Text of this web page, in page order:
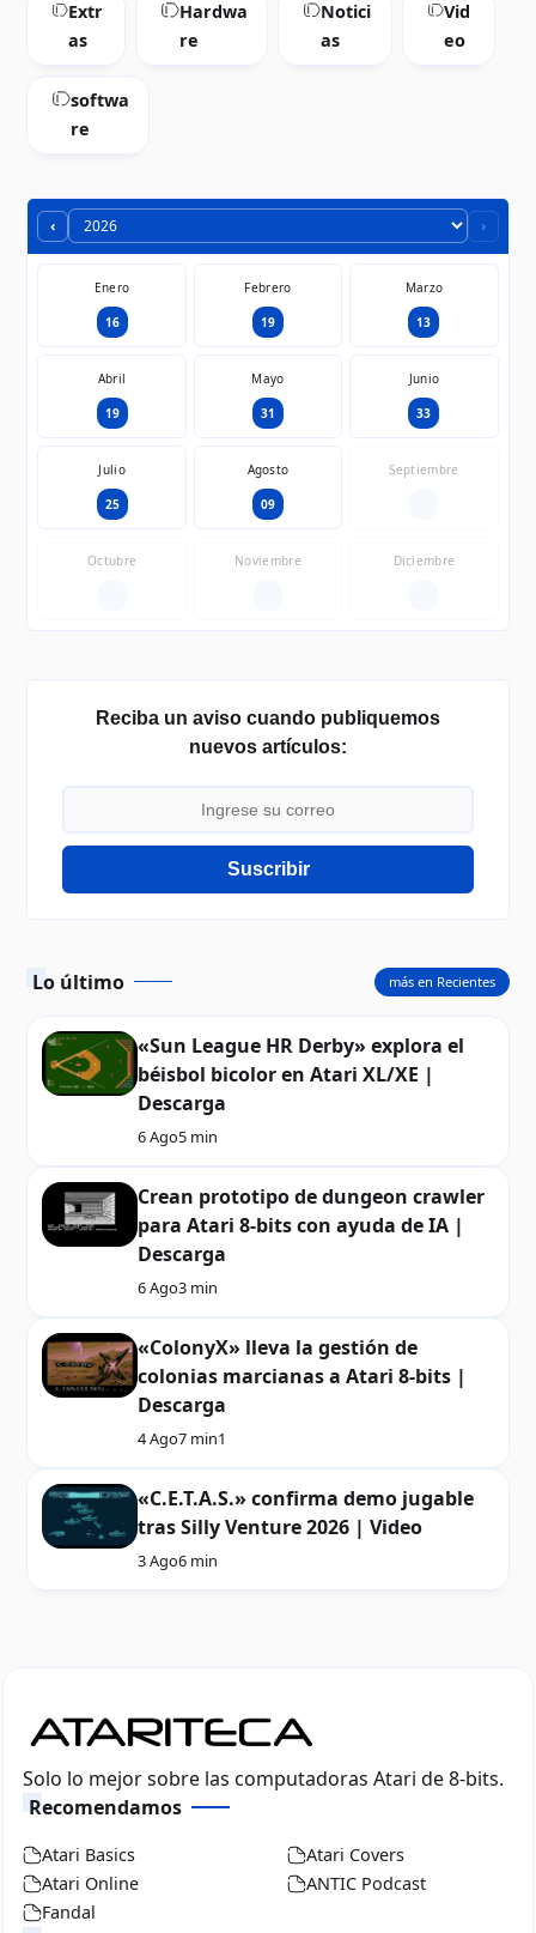
Extr
as
Hardwa
re
Notici
as
Vid
eo
softwa
re
‹ ›
Enero
16
Febrero
19
Marzo
13
Abril
19
Mayo
31
Junio
33
Julio
25
Agosto
09
Septiembre
Octubre Noviembre Diciembre
Reciba un aviso cuando publiquemos
nuevos artículos:
Suscribir
Lo último
«Sun League HR Derby» explora el
béisbol bicolor en Atari XL/XE |
Descarga
6 Ago5 min
Crean prototipo de dungeon crawler
para Atari 8-bits con ayuda de IA |
Descarga
6 Ago3 min
«ColonyX» lleva la gestión de
colonias marcianas a Atari 8-bits |
Descarga
4 Ago7 min1
«C.E.T.A.S.» confirma demo jugable
tras Silly Venture 2026 | Video
3 Ago6 min
más en Recientes
Solo lo mejor sobre las computadoras Atari de 8-bits.
Recomendamos
Atari Basics
Atari Covers
Atari Online
ANTIC Podcast
Fandal